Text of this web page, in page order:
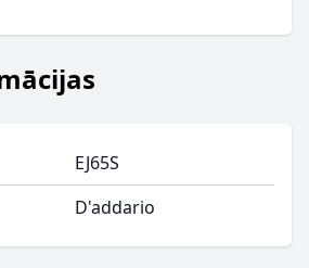
EJ65S
D'addario